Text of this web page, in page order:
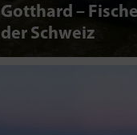
Gotthard –
der Schweiz